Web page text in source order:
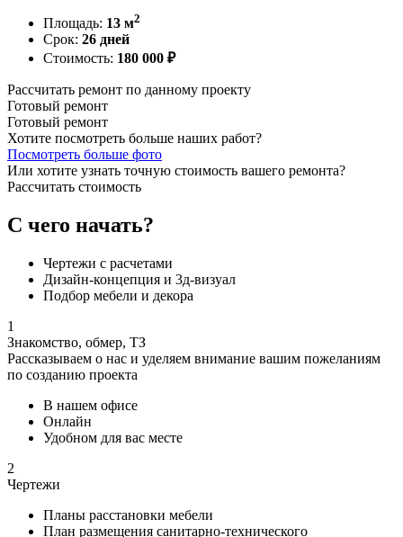
Площадь: 13 м2
Срок: 26 дней
Стоимость: 180 000 ₽
Рассчитать ремонт по данному проекту
Готовый ремонт
Готовый ремонт
Хотите посмотреть больше наших работ?
Посмотреть больше фото
Или хотите узнать точную стоимость вашего ремонта?
Рассчитать стоимость
С чего начать?
Чертежи с расчетами
Дизайн-концепция и 3д-визуал
Подбор мебели и декора
1
Знакомство, обмер, ТЗ
Рассказываем о нас и уделяем внимание вашим пожеланиям
по созданию проекта
В нашем офисе
Онлайн
Удобном для вас месте
2
Чертежи
Планы расстановки мебели
План размещения санитарно-технического